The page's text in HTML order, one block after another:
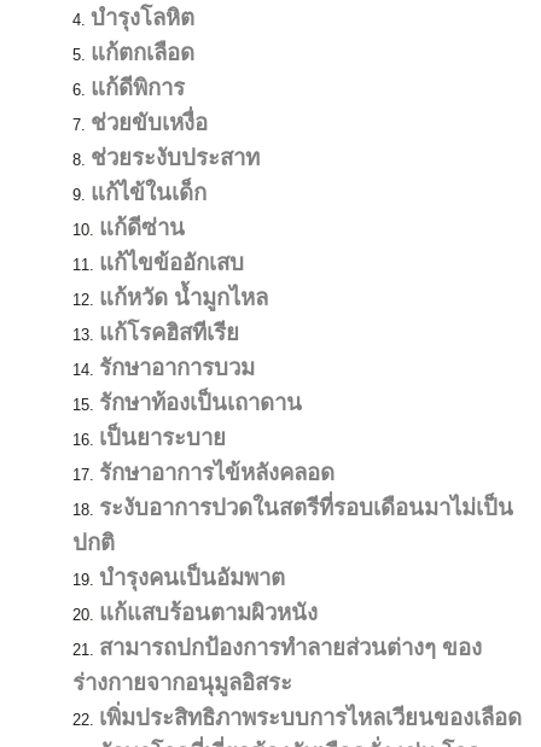
บำรุงโลหิต
แก้ตกเลือด
แก้ดีพิการ
ช่วยขับเหงื่อ
ช่วยระงับประสาท
แก้ไข้ในเด็ก
แก้ดีซ่าน
แก้ไขข้ออักเสบ
แก้หวัด น้ำมูกไหล
แก้โรคฮิสทีเรีย
รักษาอาการบวม
รักษาท้องเป็นเถาดาน
เป็นยาระบาย
รักษาอาการไข้หลังคลอด
ระงับอาการปวดในสตรีที่รอบเดือนมาไม่เป็น
ปกติ
บำรุงคนเป็นอัมพาต
แก้แสบร้อนตามผิวหนัง
สามารถปกป้องการทำลายส่วนต่างๆ ของ
ร่างกายจากอนุมูลอิสระ
เพิ่มประสิทธิภาพระบบการไหลเวียนของเลือด